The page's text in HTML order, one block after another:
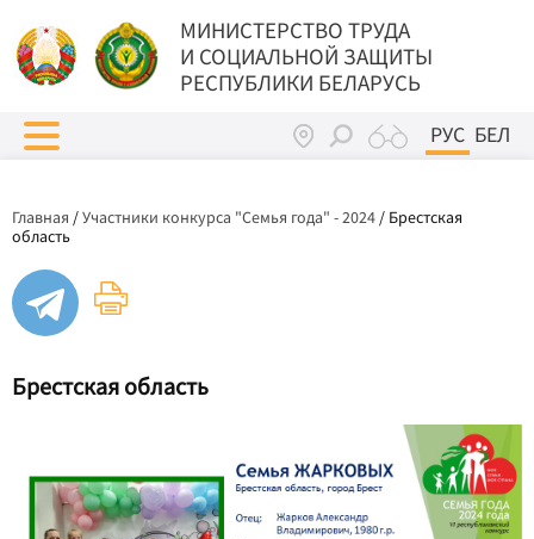
МИНИСТЕРСТВО ТРУДА
И СОЦИАЛЬНОЙ ЗАЩИТЫ
РЕСПУБЛИКИ БЕЛАРУСЬ
РУС БЕЛ
Главная /Участники конкурса "Семья года" - 2024 / Брестская
область
Брестская область